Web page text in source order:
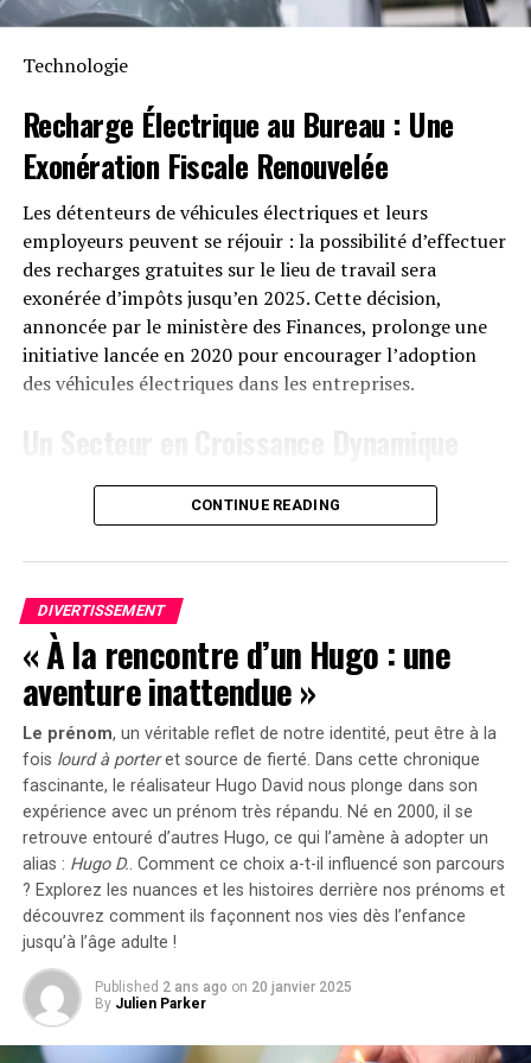
garantie fabricant décennale et possède une
certification IP65 qui assure sa résistance face aux
intempéries tout en étant capable de fonctionner dans
des températures variant entre -20 °C et +55 °C.
Disponibilité et Offres
Promotionnelles
Le solarbank 2 AC est disponible sur le site officiel
d’Anker SOLIX ainsi que sur Amazon au prix standard de
1299 euros. Cependant, une offre promotionnelle
« early bird » sera active du20 janvier au 23 février
2025, permettant aux acheteurs intéressés d’acquérir
le Solarbank 2 AC représente une avancée significative
engagement envers la durabilité environnementale.
Technologie
Recharge Électriqueau Bureau : Une
Exonération FiscaleRenouvelée
Les détenteurs de véhicules électriques et leurs
employeurs peuvent se réjouir : la possibilité d’effectuer
des recharges gratuites sur le lieu de travail sera
exonérée d’impôts jusqu’en 2025. Cette décision,
annoncée par le ministère des Finances, prolonge une
initiative lancée en 2020 pour encourager l’adoption
des véhicules électriques dans les entreprises.
Cette prolongation intervient à un moment clé, alors
que le marché des voitures électriques continue
En2023, les particuliers représentent désormais 84%
des acquisitions de véhicules électriques, contre
seulement 68% en 2018.
Concrètement,cette mesure permet aux sociétés
d’installer gratuitement des bornes de recharge pour
leurs employés sans impact fiscal. Les frais liés à
l’électricité pour ces recharges ne seront pas pris en
compte dans le calcul des avantages en nature. De plus,
un abattement de 50% sur ces avantages est maintenu
avec un plafond révisé à environ 2000 euros pour
l’année prochaine.
Accélération Vers une Mobilité Électrique
Cette initiative fait partie d’une stratégie globale visant
à promouvoir l’électrification du parc automobile
CONTINUE READING
DIVERTISSEMENT
« À la rencontre d’un Hugo : une
aventure inattendue »
Le prénom, un véritable reflet de notre identité, peut être à la
fois lourd à porteret source de fierté. Dans cette chronique
fascinante, le réalisateur Hugo David nous plonge dans son
expérience avec un prénom très répandu. Né en 2000, il se
retrouve entouré d’autres Hugo, ce qui l’amène à adopter un
alias : Hugo D.. Comment ce choix a-t-il influencé son parcours
? Explorez les nuances et les histoires derrière nos prénoms et
découvrez comment ils façonnent nos vies dès l’enfance
jusqu’à l’âge adulte !
Published 2 ans ago on 20 janvier 2025
By Julien Parker